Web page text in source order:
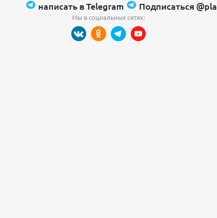
написать в Telegram Подписаться
Мы в социальных сетях: